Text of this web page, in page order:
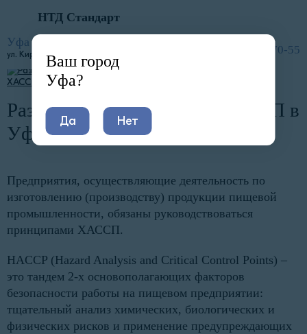
НТД Стандарт
Уфа
ул. ​​Кирова, 52 8 (800) 600-70-55
Главная Услуги
Документы для пищевых производств
Разработка и внедрение ХАССП
Разработка и внедрение ХАССП в
Уфе
Предприятия, осуществляющие деятельность по
изготовлению (производству) продукции пищевой
промышленности, обязаны руководствоваться
принципами ХАССП.
HACCP (Hazard Analysis and Critical Control Points) –
это тандем 2-х основополагающих факторов
безопасности работы на пищевом предприятии:
тщательный анализ химических, биологических и
физических рисков и применение предупреждающих
Ваш город
Уфа?
Да Нет